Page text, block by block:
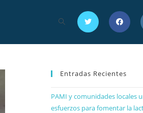
Entradas Recientes
PAMI y comunidades locales
esfuerzos para fomentar la